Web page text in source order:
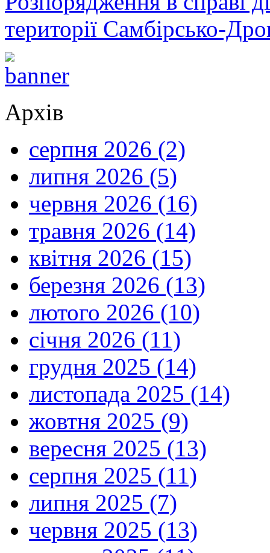
території Самбірсько-
Архів
серпня 2026 (2)
липня 2026 (5)
червня 2026 (16)
травня 2026 (14)
квітня 2026 (15)
березня 2026 (13)
лютого 2026 (10)
січня 2026 (11)
грудня 2025 (14)
листопада 2025 (14)
жовтня 2025 (9)
вересня 2025 (13)
серпня 2025 (11)
липня 2025 (7)
червня 2025 (13)